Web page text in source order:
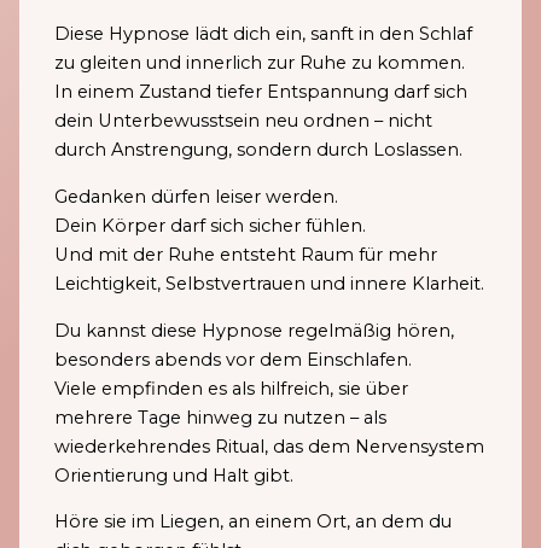
Diese Hypnose lädt dich ein, sanft in den Schlaf
zu gleiten und innerlich zur Ruhe zu kommen.
In einem Zustand tiefer Entspannung darf sich
dein Unterbewusstsein neu ordnen – nicht
durch Anstrengung, sondern durch Loslassen.
Gedanken dürfen leiser werden.
Dein Körper darf sich sicher fühlen.
Und mit der Ruhe entsteht Raum für mehr
Leichtigkeit, Selbstvertrauen und innere Klarheit.
Du kannst diese Hypnose regelmäßig hören,
besonders abends vor dem Einschlafen.
Viele empfinden es als hilfreich, sie über
mehrere Tage hinweg zu nutzen – als
wiederkehrendes Ritual, das dem Nervensystem
Orientierung und Halt gibt.
Höre sie im Liegen, an einem Ort, an dem du